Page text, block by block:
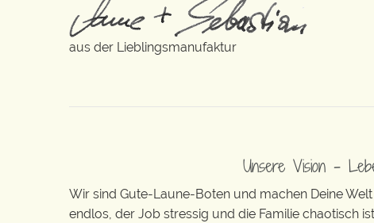
aus der Lieblingsmanufaktur
Unsere Vision –
Wir sind Gute-Laune-Boten und machen Deine
endlos, der Job stressig und die Familie chaotisch